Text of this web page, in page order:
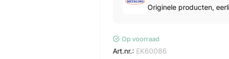
Originele producten,
Op voorraad
Art.nr.: EK60086